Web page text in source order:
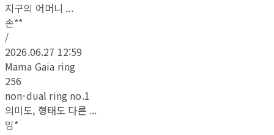
지구의 어머니 ...
손**
/
2026.06.27 12:59
Mama Gaia ring
256
non-dual ring no.1
의미도, 형태도 다른 ...
임*